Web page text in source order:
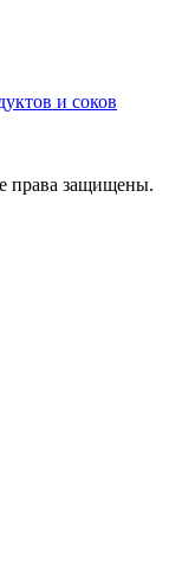
и соков
права защищены.